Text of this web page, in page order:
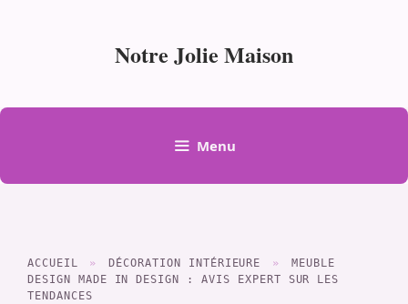
Notre Jolie Maison
Menu
ACCUEIL » DÉCORATION INTÉRIEURE »
MEUBLE
DESIGN MADE IN DESIGN : AVIS EXPERT SUR LES
TENDANCES